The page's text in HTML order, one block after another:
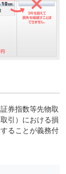
券指数等先物取
引）における損
ることが義務付